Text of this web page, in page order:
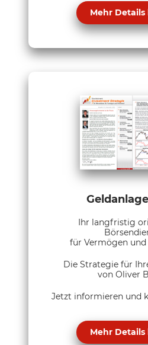
Mehr
Ihr langfristig
für Vermögen
Die Strategie für
von Oliver
Jetzt informieren und
Mehr